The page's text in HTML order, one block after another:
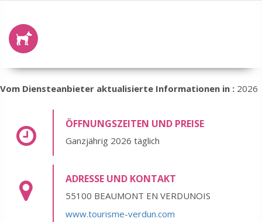
Vom Diensteanbieter aktualisierte Informationen in : 2026
ÖFFNUNGSZEITEN UND PREISE
Ganzjährig 2026 täglich
ADRESSE UND KONTAKT
55100 BEAUMONT EN VERDUNOIS
www.tourisme-verdun.com